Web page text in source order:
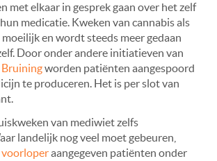
met elkaar in gesprek gaan over het zelf
medicatie. Kweken van cannabis als
en wordt steeds meer gedaan
Door onder andere initiatieven van
worden patiënten aangespoord
te produceren. Het is per slot van
van mediwiet zelfs
landelijk nog veel moet gebeuren,
voorloperaangegeven patiënten onder